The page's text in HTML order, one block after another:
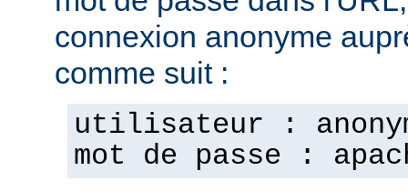
connexion anonyme
comme suit :
utilisateur :
mot de passe :